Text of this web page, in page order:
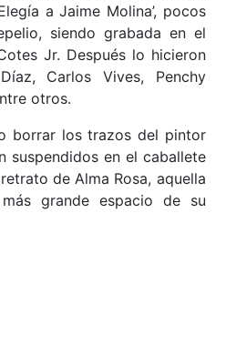
a Jaime Molina’, pocos
siendo grabada en el
Jr. Después lo hicieron
Carlos Vives, Penchy
otros.
borrar los trazos del pintor
suspendidos en el caballete
de Alma Rosa, aquella
grande espacio de su